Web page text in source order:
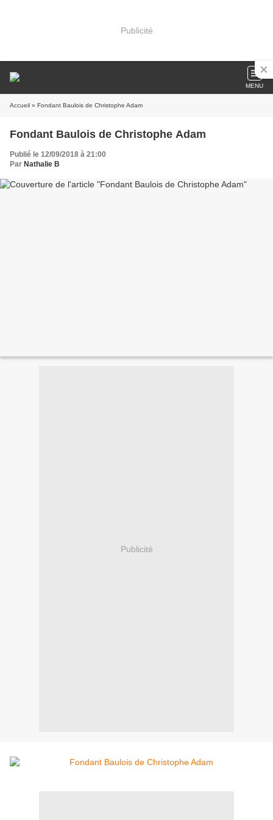
Publicité
MENU
Accueil » Fondant Baulois de Christophe Adam
Fondant Baulois de Christophe Adam
Publié le 12/09/2018 à 21:00
Par Nathalie B
Publicité